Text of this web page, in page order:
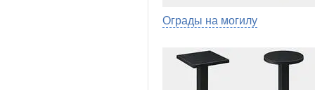
Ограды на могилу